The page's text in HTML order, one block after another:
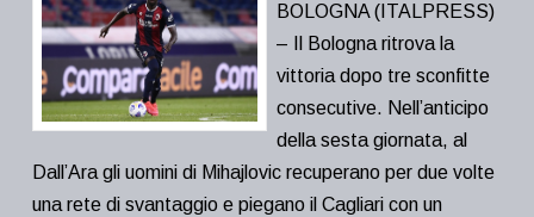
BOLOGNA (ITALPRESS)
– Il Bologna ritrova la
vittoria dopo tre sconfitte
consecutive. Nell’anticipo
della sesta giornata, al
Dall’Ara gli uomini di Mihajlovic recuperano per due volte
una rete di svantaggio e piegano il Cagliari con un